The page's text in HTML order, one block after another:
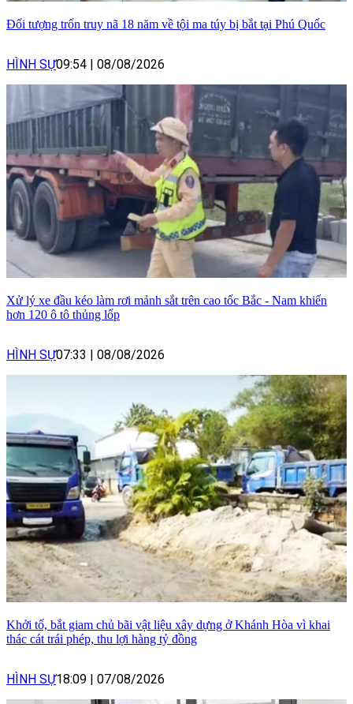
Đối tượng trốn truy nã 18 năm về tội ma túy bị bắt tại Phú Quốc
HÌNH SỰ09:54 | 08/08/2026
Xử lý xe đầu kéo làm rơi mảnh sắt trên cao tốc Bắc - Nam khiến
hơn 120 ô tô thủng lốp
HÌNH SỰ07:33 | 08/08/2026
Khởi tố, bắt giam chủ bãi vật liệu xây dựng ở Khánh Hòa vì khai
thác cát trái phép, thu lợi hàng tỷ đồng
HÌNH SỰ18:09 | 07/08/2026